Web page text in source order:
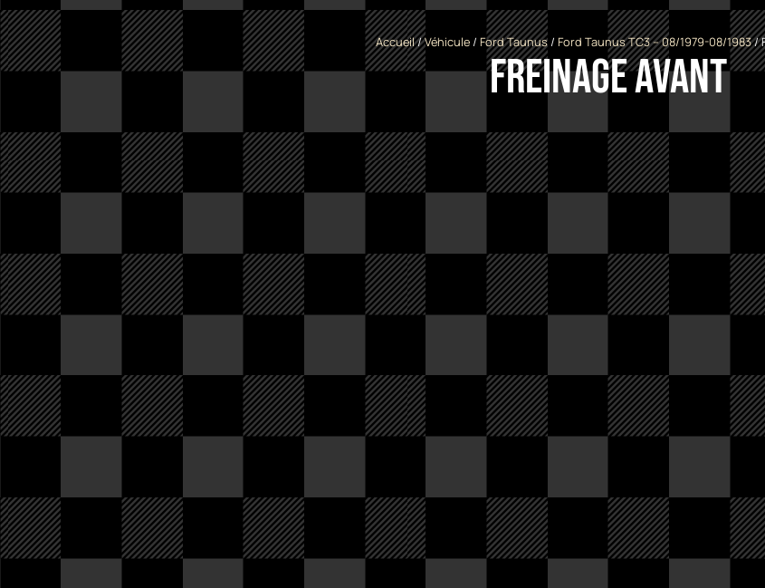
Accueil/Véhicule / Ford Taunus / Ford Taunus TC3 -- 08/1979-08/1983/
Freinage avant